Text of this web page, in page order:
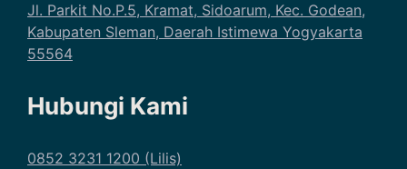
Jl. Parkit No.P.5, Kramat, Sidoarum, Kec. Godean,
Kabupaten Sleman, Daerah Istimewa Yogyakarta
55564
Hubungi Kami
0852 3231 1200 (Lilis)